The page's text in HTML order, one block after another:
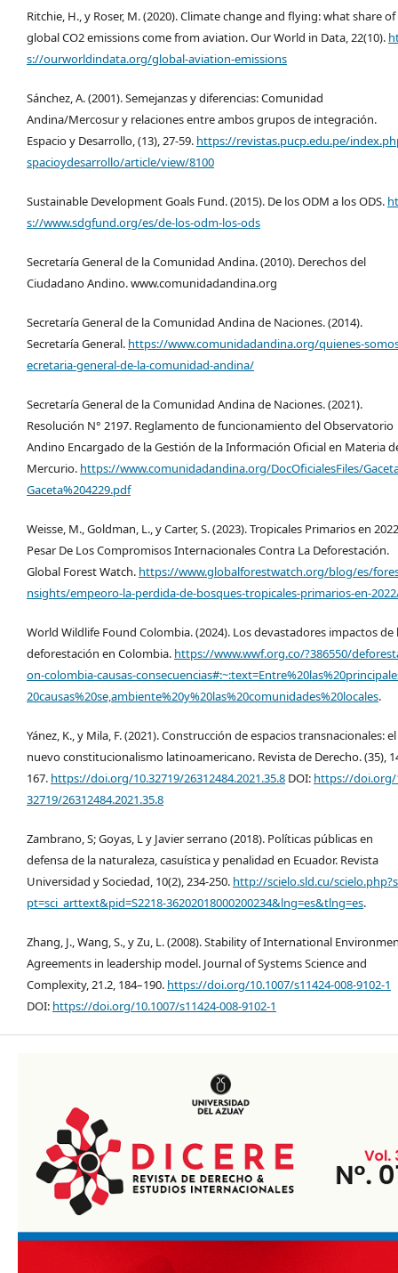
Ritchie, H., y Roser, M. (2020). Climate change and flying: what share of
global CO2 emissions come from aviation. Our World in Data, 22(10).
s://ourworldindata.org/global-aviation-emissions
Sánchez, A. (2001). Semejanzas y diferencias: Comunidad
Andina/Mercosur y relaciones entre ambos grupos de integración.
Espacio y Desarrollo, (13), 27-59. https://revistas.pucp.edu.pe/
spacioydesarrollo/article/view/8100
Sustainable Development Goals Fund. (2015). De los ODM a los ODS.
s://www.sdgfund.org/es/de-los-odm-los-ods
Secretaría General de la Comunidad Andina. (2010). Derechos del
Ciudadano Andino. www.comunidadandina.org
Secretaría General de la Comunidad Andina de Naciones. (2014).
Secretaría General. https://www.comunidadandina.org/quienes-
ecretaria-general-de-la-comunidad-andina/
Secretaría General de la Comunidad Andina de Naciones. (2021).
Resolución N° 2197. Reglamento de funcionamiento del Observatorio
Andino Encargado de la Gestión de la Información Oficial en Materia
Mercurio. https://www.comunidadandina.org/DocOficialesFiles/
Gaceta%204229.pdf
Weisse, M., Goldman, L., y Carter, S. (2023). Tropicales Primarios en
Pesar De Los Compromisos Internacionales Contra La Deforestación.
Global Forest Watch. https://www.globalforestwatch.org/blog/es/
nsights/empeoro-la-perdida-de-bosques-tropicales-primarios-en-
World Wildlife Found Colombia. (2024). Los devastadores impactos de
deforestación en Colombia. https://www.wwf.org.co/?386550/
on-colombia-causas-
20causas%20se,ambiente%20y%20las%20comunidades%20locales.
Yánez, K., y Mila, F. (2021). Construcción de espacios transnacionales: el
nuevo constitucionalismo latinoamericano. Revista de Derecho. (35),
167. https://doi.org/10.32719/26312484.2021.35.8 DOI: https://doi.org/
32719/26312484.2021.35.8
Zambrano, S; Goyas, L y Javier serrano (2018). Políticas públicas en
defensa de la naturaleza, casuística y penalidad en Ecuador. Revista
Universidad y Sociedad, 10(2), 234-250. http://scielo.sld.cu/
pt=sci_arttext&pid=S2218-36202018000200234&lng=es&tlng=es.
Zhang, J., Wang, S., y Zu, L. (2008). Stability of International
Agreements in leadership model. Journal of Systems Science and
Complexity, 21.2, 184–190. https://doi.org/10.1007/s11424-008-9102-1
DOI: https://doi.org/10.1007/s11424-008-9102-1